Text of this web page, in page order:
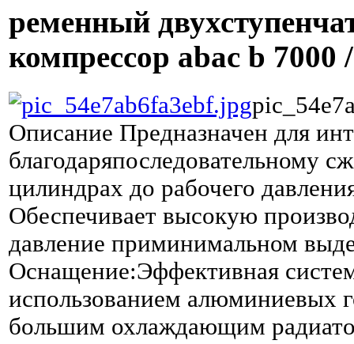
ременный
компрессор abac b 7000
Описание Предназначен для
благодаряпоследовательному
цилиндрах до рабочего
Обеспечивает высокую
давление приминимальном
Оснащение:Эффективная
использованием алюминиевых
большим охлаждающим